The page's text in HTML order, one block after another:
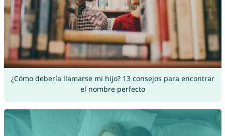
¿Cómo debería llamarse mi hijo? 13 consejos para encontrar
el nombre perfecto